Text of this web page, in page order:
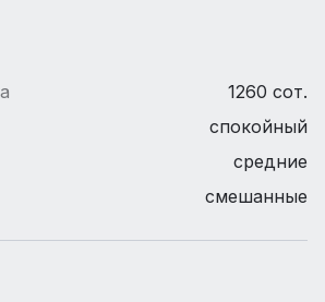
1260 сот.
спокойный
средние
смешанные